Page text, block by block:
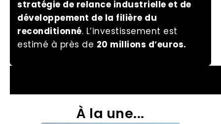
stratégie de relance industrielle et de
développement de la filière du
reconditionné. L’investissement est
estimé à près de 20 millions d’euros.
À la une...